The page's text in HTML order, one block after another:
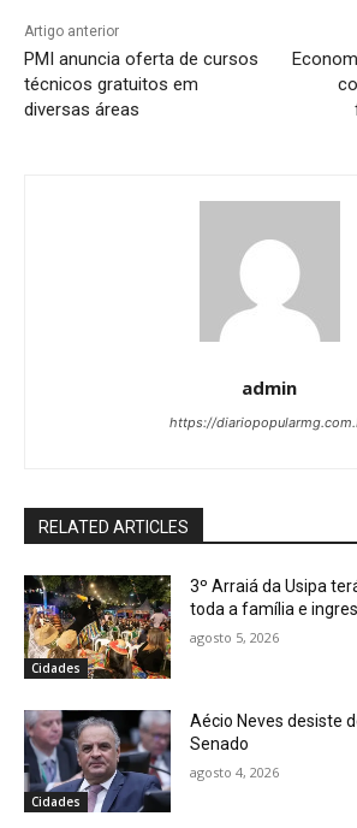
Artigo anterior
PMI anuncia oferta de cursos
técnicos gratuitos em
diversas áreas
admin
https://
RELATED ARTICLES
Cidades
3º Arraiá da Usipa
toda a família e
agosto 5, 2026
Cidades
Aécio Neves desiste
Senado
agosto 4, 2026